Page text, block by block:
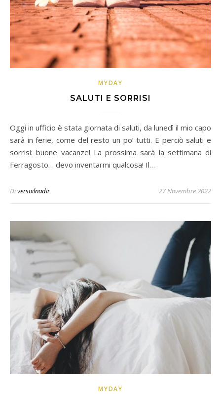
MYDAY
SALUTI E SORRISI
Oggi in ufficio è stata giornata di saluti, da lunedì il mio capo
sarà in ferie, come del resto un po’ tutti. E perciò saluti e
sorrisi: buone vacanze! La prossima sarà la settimana di
Ferragosto… devo inventarmi qualcosa! Il…
Diversoilnadir 27 Novembre 2022
MYDAY